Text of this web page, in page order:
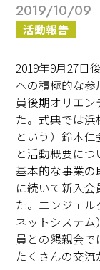
2019/10/09
活動報告
2019年9月27日
への積極的な
員後期オリエ
た。式典では
という）鈴木
と活動概要に
基本的な事業
に続いて新入
た。エンジェ
ネットシステ
員との懇親会で
たくさんの交流